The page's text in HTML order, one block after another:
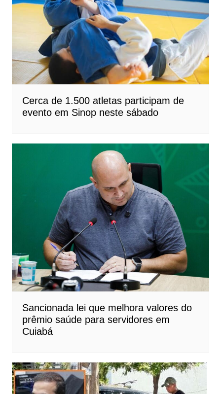
Cerca de 1.500 atletas participam de
evento em Sinop neste sábado
Sancionada lei que melhora valores do
prêmio saúde para servidores em
Cuiabá